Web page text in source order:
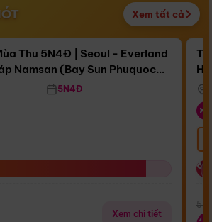
Xem tất cả
Airways
Điểm nổi bật
Thu 5N4Đ | Seoul - Everland
Namsan (Bay Sun Phuquoc
5N4Đ
Xem chi tiết